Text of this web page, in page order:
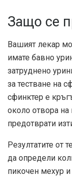
Защо се
Вашият лекар
имате бавно
затруднено
за тестване на
сфинктер е
около отвора на
предотврати
Резултатите от
да определи
пикочен мехур